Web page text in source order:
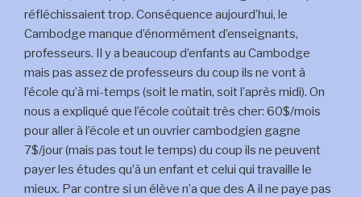
réfléchissaient trop. Conséquence aujourd’hui, le
Cambodge manque d’énormément d’enseignants,
professeurs. Il y a beaucoup d’enfants au Cambodge
mais pas assez de professeurs du coup ils ne vont à
l’école qu’à mi-temps (soit le matin, soit l’après midi). On
nous a expliqué que l’école coûtait très cher: 60$/mois
pour aller à l’école et un ouvrier cambodgien gagne
7$/jour (mais pas tout le temps) du coup ils ne peuvent
payer les études qu’à un enfant et celui qui travaille le
mieux. Par contre si un élève n’a que des A il ne paye pas